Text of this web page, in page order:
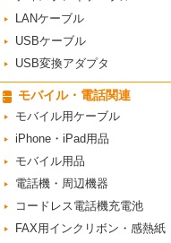
LANケーブル
USBケーブル
USB変換アダプタ
モバイル・電話関連
モバイル用ケーブル
iPhone・iPad用品
モバイル用品
電話機・周辺機器
コードレス電話機充電池
FAX用インクリボン・感熱紙